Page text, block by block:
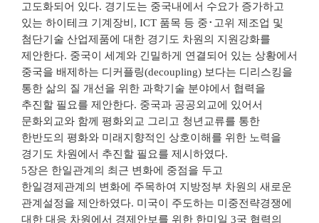
고도화되어 있다. 경기도는 중국내에서 수요가 증가하고
있는 하이테크 기계장비, ICT 품목 등 중･고위 제조업 및
첨단기술 산업제품에 대한 경기도 차원의 지원강화를
제안한다. 중국이 세계와 긴밀하게 연결되어 있는 상황에서
중국을 배제하는 디커플링(decoupling) 보다는 디리스킹을
통한 삶의 질 개선을 위한 과학기술 분야에서 협력을
추진할 필요를 제안한다. 중국과 공공외교에 있어서
문화외교와 함께 평화외교 그리고 청년교류를 통한
한반도의 평화와 미래지향적인 상호이해를 위한 노력을
경기도 차원에서 추진할 필요를 제시하였다.
5장은 한일관계의 최근 변화에 중점을 두고
한일경제관계의 변화에 주목하여 지방정부 차원의 새로운
관계설정을 제안하였다. 미국이 주도하는 미중전략경쟁에
대한 대응 차원에서 경제안보를 위한 한미일 3국 협력의